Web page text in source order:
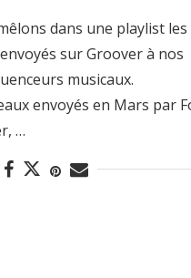
dans une playlist les
sur Groover à nos
musicaux.
envoyés en Mars par
…